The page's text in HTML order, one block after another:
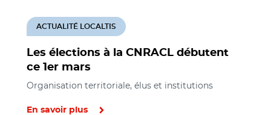
Les élections à la CNRACL débutent
ce 1er mars
ACTUALITÉ LOCALTIS
Organisation territoriale, élus et institutions
En savoir plus